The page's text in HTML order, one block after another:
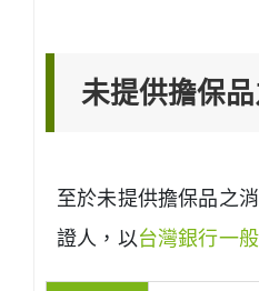
未提供擔保
至於未提供擔保品之
證人，以 台灣銀行一